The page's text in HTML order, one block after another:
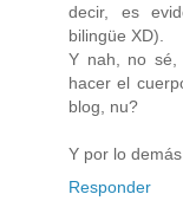
decir, es
bilingüe XD).
Y nah, no sé,
hacer el
blog, nu?
Y por lo
Responder